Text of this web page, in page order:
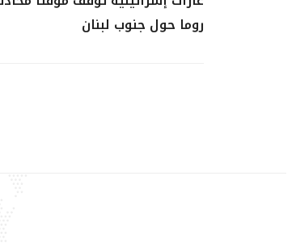
روما حول جنوب لبنان